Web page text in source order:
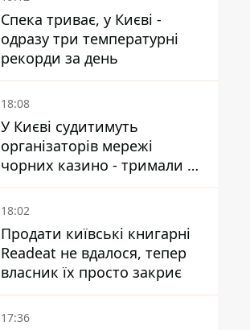
Спека триває, у Києві -
одразу три температурні
рекорди за день
18:08
У Києві судитимуть
організаторів мережі
чорних казино - тримали 39
закладів
18:02
Продати київські книгарні
Readeat не вдалося, тепер
власник їх просто закриє
17:36